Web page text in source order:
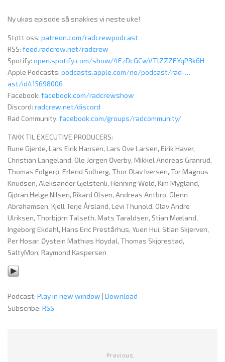
Ny ukas episode så snakkes vi neste uke!
Støtt oss: patreon.com/radcrewpodcast
RSS: feed.radcrew.net/radcrew
Spotify: open.spotify.com/show/4EzDcGCwVTlZZZEYqP3k6H
Apple Podcasts: podcasts.apple.com/no/podcast/rad-…
ast/id415698006
Facebook: facebook.com/radcrewshow
Discord: radcrew.net/discord
Rad Community: facebook.com/groups/radcommunity/
TAKK TIL EXECUTIVE PRODUCERS:
Rune Gjerde, Lars Eirik Hansen, Lars Ove Larsen, Eirik Haver,
Christian Langeland, Ole Jørgen Øverby, Mikkel Andreas Granrud,
Thomas Folgerø, Erlend Solberg, Thor Olav Iversen, Tor Magnus
Knudsen, Aleksander Gjelstenli, Henning Wold, Kim Mygland,
Gjøran Helge Nilsen, Rikard Olsen, Andreas Antbro, Glenn
Abrahamsen, Kjell Terje Årsland, Levi Thunold, Olav Andre
Ulriksen, Thorbjørn Talseth, Mats Taraldsen, Stian Mæland,
Ingeborg Ekdahl, Hans Eric Prestårhus, Yuen Hui, Stian Skjerven,
Per Hosar, Øystein Mathias Høydal, Thomas Skjørestad,
SaltyMon, Raymond Kaspersen
Podcast: Play in new window | Download
Subscribe: RSS
Previous